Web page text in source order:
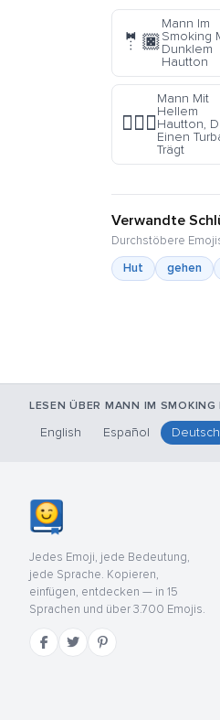
🤵🏿
Mann Im
Smoking
Dunklem
Hautton
👳🏻‍♂️
Mann Mit
Hellem
Hautton,
Einen
Trägt
Verwandte
Durchstöbere
Hut
gehen
LESEN ÜBER MANN IM
English Español Deutsch
Jedes Emoji, jede Bedeutung,
jede Sprache. Kopieren,
einfügen, entdecken — in 15
Sprachen und über 3.700 Emojis.